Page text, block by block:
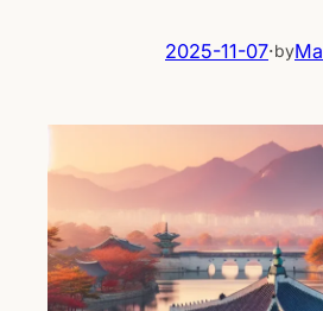
2025-11-07·by